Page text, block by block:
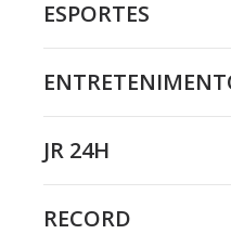
ESPORTES
JR 24H
RECORD